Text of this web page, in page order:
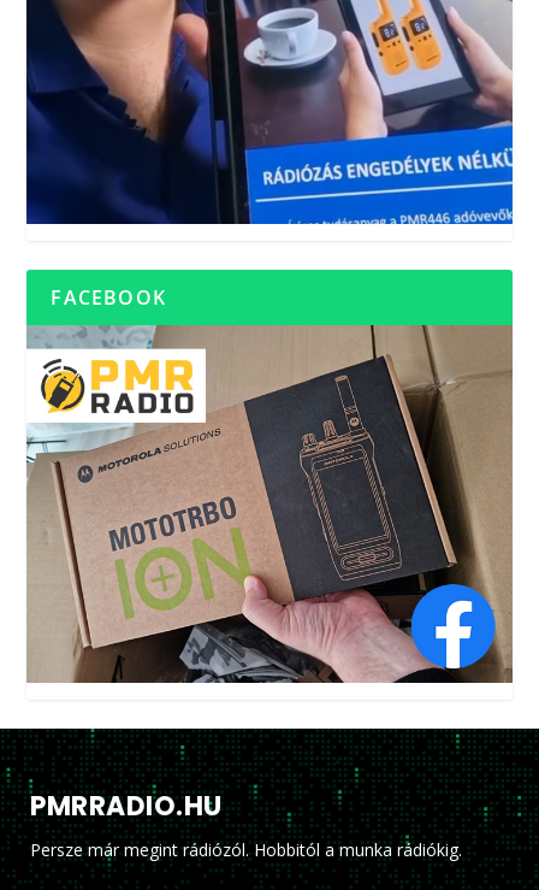
FACEBOOK
PMRRADIO.HU
Persze már megint rádiózól. Hobbitól a munka rádiókig.